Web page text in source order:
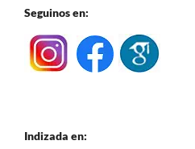
Seguinos en:
Indizada en: